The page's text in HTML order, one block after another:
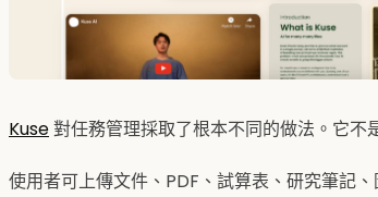
Kuse對任務管理採取了根本不同的做法。它不
使用者可上傳文件、PDF、試算表、研究筆記